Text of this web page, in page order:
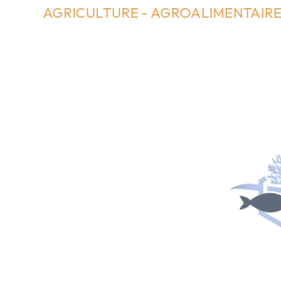
AGRICULTURE - AGROALIMENTAIRE